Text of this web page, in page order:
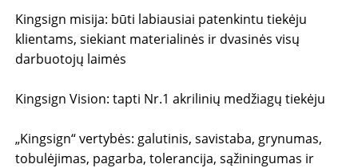
Kingsign misija: būti labiausiai patenkintu tiekėju
klientams, siekiant materialinės ir dvasinės visų
darbuotojų laimės
Kingsign Vision: tapti Nr.1 ​​akrilinių medžiagų tiekėju
„Kingsign“ vertybės: galutinis, savistaba, grynumas,
tobulėjimas, pagarba, tolerancija, sąžiningumas ir